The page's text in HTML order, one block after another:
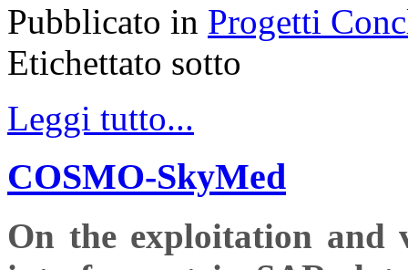
Pubblicato in Progetti
Etichettato sotto
Leggi tutto...
COSMO-SkyMed
On the exploitation and